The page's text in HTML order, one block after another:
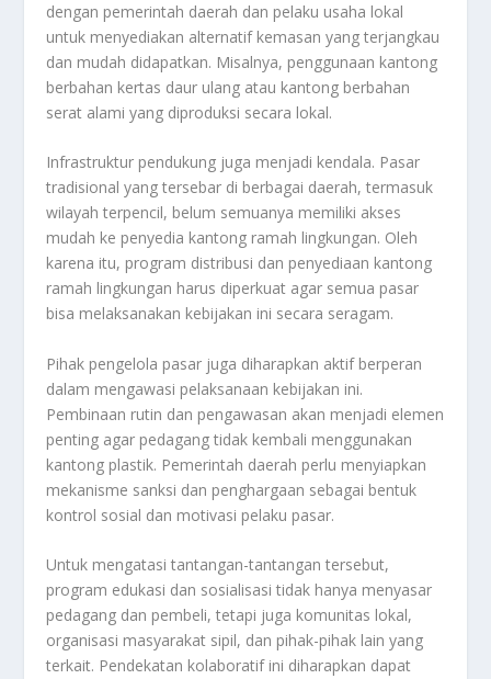
dengan pemerintah daerah dan pelaku usaha lokal
untuk menyediakan alternatif kemasan yang terjangkau
dan mudah didapatkan. Misalnya, penggunaan kantong
berbahan kertas daur ulang atau kantong berbahan
serat alami yang diproduksi secara lokal.
Infrastruktur pendukung juga menjadi kendala. Pasar
tradisional yang tersebar di berbagai daerah, termasuk
wilayah terpencil, belum semuanya memiliki akses
mudah ke penyedia kantong ramah lingkungan. Oleh
karena itu, program distribusi dan penyediaan kantong
ramah lingkungan harus diperkuat agar semua pasar
bisa melaksanakan kebijakan ini secara seragam.
Pihak pengelola pasar juga diharapkan aktif berperan
dalam mengawasi pelaksanaan kebijakan ini.
Pembinaan rutin dan pengawasan akan menjadi elemen
penting agar pedagang tidak kembali menggunakan
kantong plastik. Pemerintah daerah perlu menyiapkan
mekanisme sanksi dan penghargaan sebagai bentuk
kontrol sosial dan motivasi pelaku pasar.
Untuk mengatasi tantangan-tantangan tersebut,
program edukasi dan sosialisasi tidak hanya menyasar
pedagang dan pembeli, tetapi juga komunitas lokal,
organisasi masyarakat sipil, dan pihak-pihak lain yang
terkait. Pendekatan kolaboratif ini diharapkan dapat